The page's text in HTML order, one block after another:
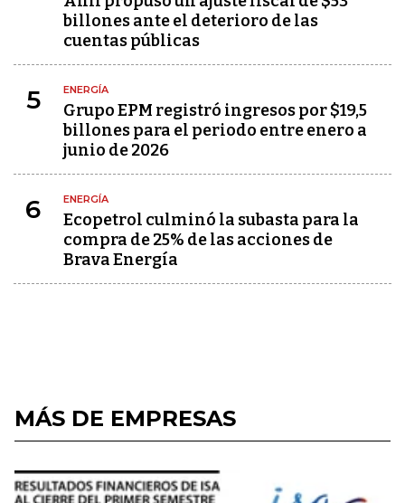
billones ante el deterioro de las
cuentas públicas
5 ENERGÍA
Grupo EPM registró ingresos por $19,5
billones para el periodo entre enero a
junio de 2026
6 ENERGÍA
Ecopetrol culminó la subasta para la
compra de 25% de las acciones de
Brava Energía
MÁS DE EMPRESAS